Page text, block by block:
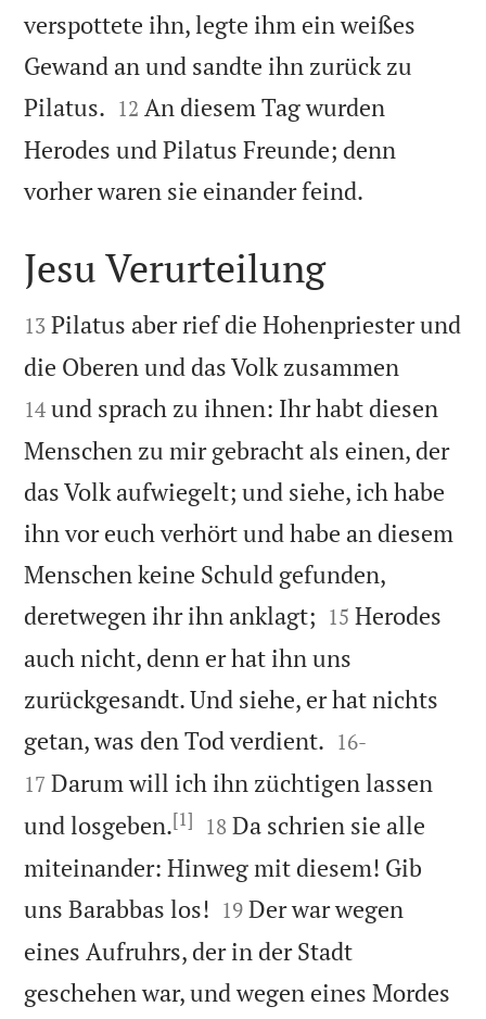
verspottete ihn, legte ihm ein weißes
Gewand an und sandte ihn zurück zu
Pilatus. 

12 An diesem Tag wurden
Herodes und Pilatus Freunde; denn
vorher waren sie einander feind.

Jesu Verurteilung

13 Pilatus aber rief die Hohenpriester und
die Oberen und das Volk zusammen
14 und sprach zu ihnen: Ihr habt diesen
Menschen zu mir gebracht als einen, der
das Volk aufwiegelt; und siehe, ich habe
ihn vor euch verhört und habe an diesem
Menschen keine Schuld gefunden,
deretwegen ihr ihn anklagt; 

15 Herodes
auch nicht, denn er hat ihn uns
zurückgesandt. Und siehe, er hat nichts
getan, was den Tod verdient. 

16-
17 Darum will ich ihn züchtigen lassen
und losgeben.[1] 

18 Da schrien sie alle
miteinander: Hinweg mit diesem! Gib
uns Barabbas los! 

19 Der war wegen
eines Aufruhrs, der in der Stadt
geschehen war, und wegen eines Mordes